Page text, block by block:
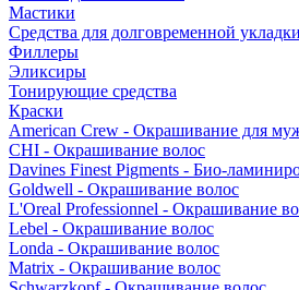
Мастики
Средства для долговременной
Филлеры
Эликсиры
Тонирующие средства
Краски
American Crew - Окрашивание для
CHI - Окрашивание волос
Davines Finest Pigments - Био-
Goldwell - Окрашивание волос
L'Oreal Professionnel - Окрашивание
Lebel - Окрашивание волос
Londa - Окрашивание волос
Matrix - Окрашивание волос